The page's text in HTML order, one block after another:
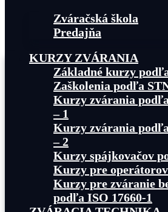
Zváračská škola
Predajňa
KURZY ZVÁRANIA
Základné kurzy
Zaškolenia podľa
Kurzy zvárania
– 1
Kurzy zvárania
– 2
Kurzy spájkovačov
Kurzy pre
Kurzy pre zváranie
podľa ISO 17660-1